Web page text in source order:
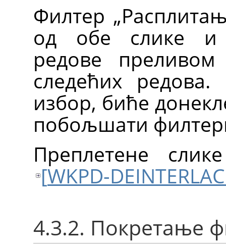
Филтер
од обе слике и
редове
следећих редова.
избор, биће
побољшати
Преплетене
[WKPD-
4.3.2. Покретање